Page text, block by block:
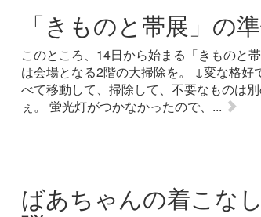
「きものと帯展」の
このところ、14日から始まる「きものと
は会場となる2階の大掃除を。 ↓変な格
べて移動して、掃除して、不要なものは
ぇ。 蛍光灯がつかなかったので、...
ばあちゃんの着こな